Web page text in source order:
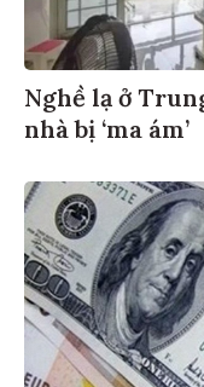
Nghề lạ ở
nhà bị ‘ma ám’